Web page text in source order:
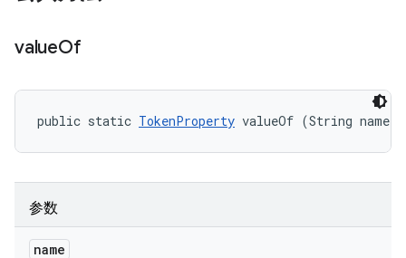
valueOf
public static TokenProperty valueOf (String name)
参数
name